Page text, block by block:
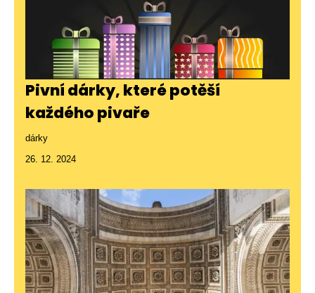
Pivní dárky, které potěší
každého pivaře
dárky
26. 12. 2024